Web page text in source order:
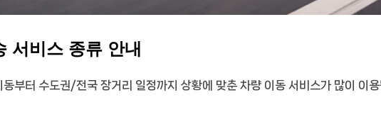
서비스 종류 안내
부터 수도권/전국 장거리 일정까지 상황에 맞춘 차량 이동 서비스가 많이 이